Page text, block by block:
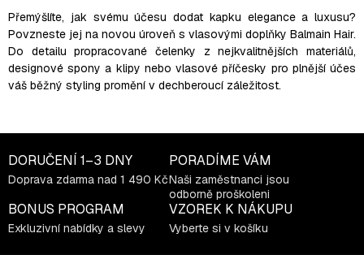
k
y
v
ý
p
s
u
íPřemýšlíte, jak svému účesu dodat kapku elegance a luxusu?
Povzneste jej na novou úroveň s vlasovými doplňky Balmain Hair.
Do detailu propracované čelenky z nejkvalitnějších materiálů,
designové spony a klipy nebo vlasové příčesky pro plnější účes
váš běžný styling promění v dechberoucí záležitost.
DORUČENÍ 1–3 DNY
Doprava zdarma nad 1 490 Kč
PORADÍME VÁM
Naši zaměstnanci jsou
odborně proškoleni
BONUS PROGRAM
Exkluzivní nabídky a slevy
VZOREK K NÁKUPU
Vyberte si v košíku